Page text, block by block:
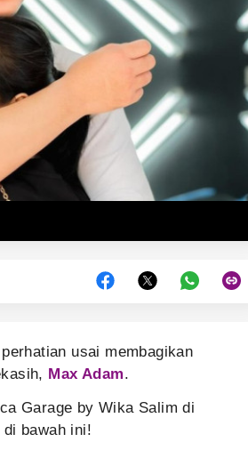
usai membagikan
Max Adam.
Garage by Wika Salim di
bawah ini!